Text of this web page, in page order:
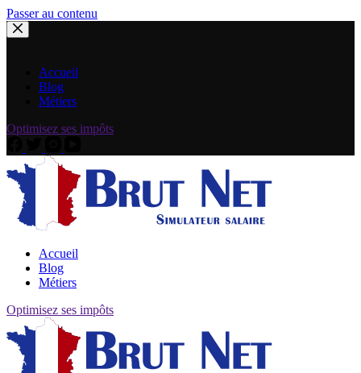
Passer au contenu
Accueil
Blog
Métiers
Optimisez ses impôts
Accueil
Blog
Métiers
Optimisez ses impôts